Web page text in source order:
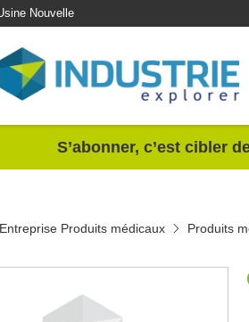
Nouvelle
S’abonner, c’est cibler
Entreprise Produits médicaux Produits